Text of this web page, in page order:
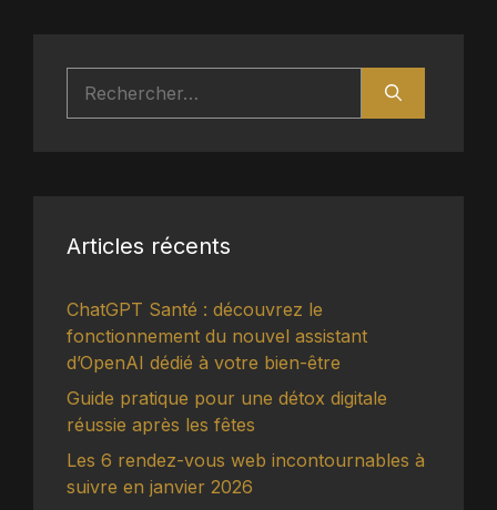
Articles récents
ChatGPT Santé : découvrez le
fonctionnement du nouvel assistant
d’OpenAI dédié à votre bien-être
Guide pratique pour une détox digitale
réussie après les fêtes
Les 6 rendez-vous web incontournables à
suivre en janvier 2026